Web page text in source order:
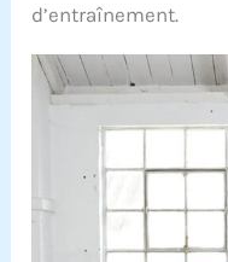
d’entraînement.